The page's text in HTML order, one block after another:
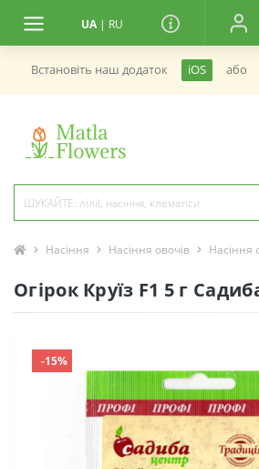
UA | RU
Встановiть наш додаток iOS або
Насіння Насіння овочів Насіння
Огірок Круїз F1 5 г
-15%